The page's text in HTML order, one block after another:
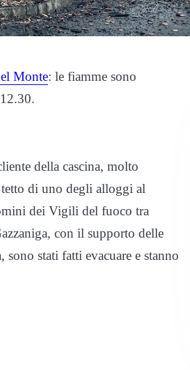
Monte: le fiamme sono
della cascina, molto
di uno degli alloggi al
dei Vigili del fuoco tra
con il supporto delle
stati fatti evacuare e stanno